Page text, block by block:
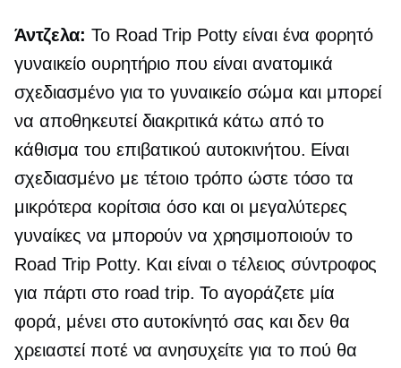
Άντζελα: Το Road Trip Potty είναι ένα φορητό
γυναικείο ουρητήριο που είναι ανατομικά
σχεδιασμένο για το γυναικείο σώμα και μπορεί
να αποθηκευτεί διακριτικά κάτω από το
κάθισμα του επιβατικού αυτοκινήτου. Είναι
σχεδιασμένο με τέτοιο τρόπο ώστε τόσο τα
μικρότερα κορίτσια όσο και οι μεγαλύτερες
γυναίκες να μπορούν να χρησιμοποιούν το
Road Trip Potty. Και είναι ο τέλειος σύντροφος
για πάρτι στο road trip. Το αγοράζετε μία
φορά, μένει στο αυτοκίνητό σας και δεν θα
χρειαστεί ποτέ να ανησυχείτε για το πού θα